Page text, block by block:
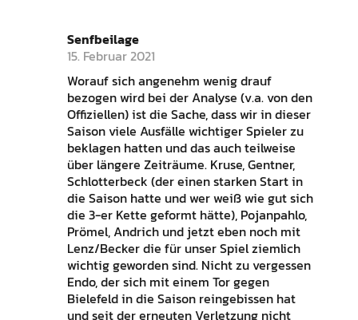
Senfbeilage
15. Februar 2021
Worauf sich angenehm wenig drauf
bezogen wird bei der Analyse (v.a. von den
Offiziellen) ist die Sache, dass wir in dieser
Saison viele Ausfälle wichtiger Spieler zu
beklagen hatten und das auch teilweise
über längere Zeiträume. Kruse, Gentner,
Schlotterbeck (der einen starken Start in
die Saison hatte und wer weiß wie gut sich
die 3-er Kette geformt hätte), Pojanpahlo,
Prömel, Andrich und jetzt eben noch mit
Lenz/Becker die für unser Spiel ziemlich
wichtig geworden sind. Nicht zu vergessen
Endo, der sich mit einem Tor gegen
Bielefeld in die Saison reingebissen hat
und seit der erneuten Verletzung nicht